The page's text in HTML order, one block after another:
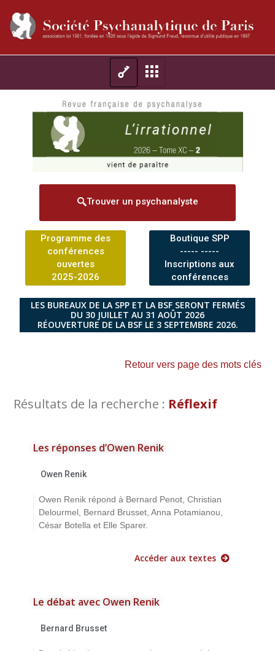
Trouver un psychanalyste
Programme des
conférences
ouvertes
2025-2026
Boutique SPP
----- -----
Inscriptions aux
conférences
LES BUREAUX DE LA SPP ET LA BSF SERONT FERMÉS
DU 30 JUILLET AU 31 AOÛT 2026
RÉOUVERTURE DE LA BSF LE 3 SEPTEMBRE 2026.
Retour vers page des mots clés
Résultats de la recherche : Réflexif
Les réponses d’Owen Renik
Owen Renik
Owen Renik répond à Bernard Penot, Christian
Delourmel, Bernard Brusset, Anna Potamianou,
César Botella et Elle Sparer.
Accéder aux textes
Le débat avec Owen Renik
Bernard Brusset